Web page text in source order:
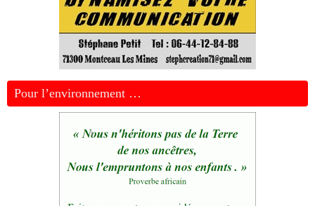
Pour l’environnement …